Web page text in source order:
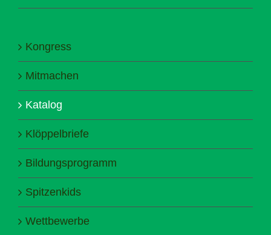
Kongress
Mitmachen
Katalog
Klöppelbriefe
Bildungsprogramm
Spitzenkids
Wettbewerbe